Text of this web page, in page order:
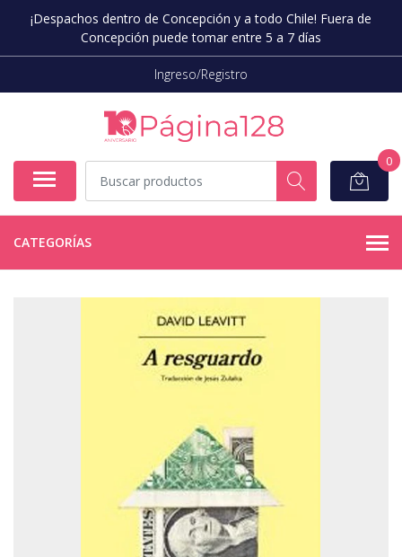
¡Despachos dentro de Concepción y a todo Chile! Fuera de
Concepción puede tomar entre 5 a 7 días
Ingreso/Registro
0
CATEGORÍAS